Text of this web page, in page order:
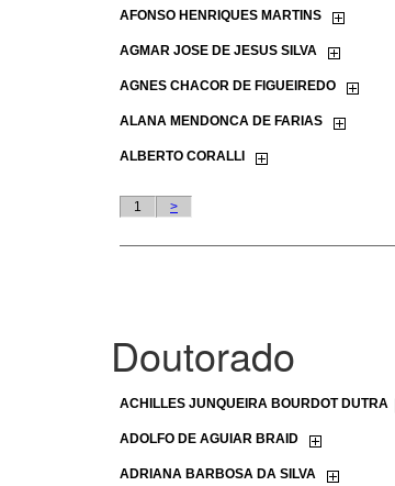
Doutorado